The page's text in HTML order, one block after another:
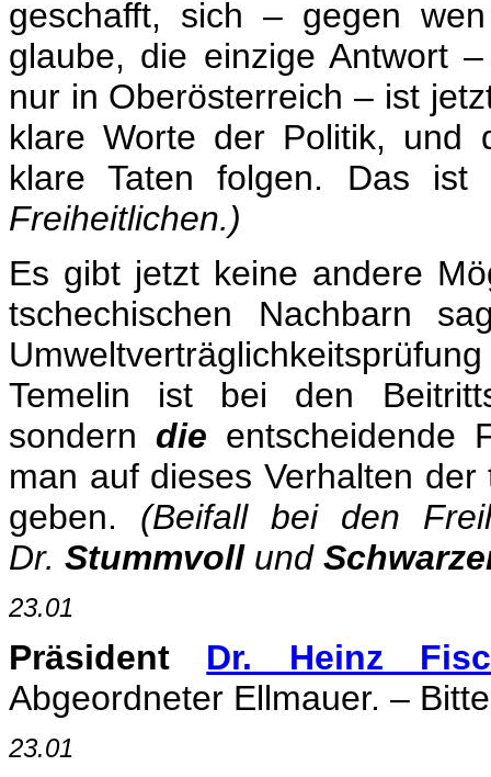
geschafft, sich – gegen
glaube, die einzige Antwort
nur in Oberösterreich – ist
klare Worte der Politik, und
klare Taten folgen. Das
Freiheitlichen.)
Es gibt jetzt keine andere
tschechischen Nachbarn
Temelin ist bei den
sondern die entscheidende
man auf dieses Verhalten
geben. (Beifall bei den
Dr. Stummvollund
23.01
Präsident Dr. Heinz
Abgeordneter Ellmauer. –
23.01